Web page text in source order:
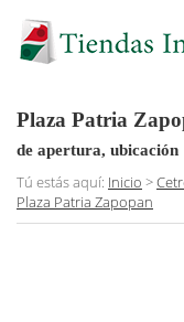
Plaza Patria
de apertura, ubicación
Tú estás aquí: Inicio >
Plaza Patria Zapopan